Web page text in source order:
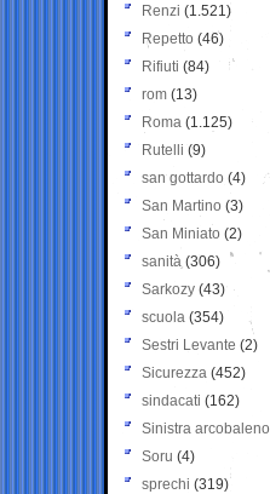
Renzi (1.521)
Repetto (46)
Rifiuti (84)
rom (13)
Roma (1.125)
Rutelli (9)
san gottardo (4)
San Martino (3)
San Miniato (2)
sanità (306)
Sarkozy (43)
scuola (354)
Sestri Levante (2)
Sicurezza (452)
sindacati (162)
Sinistra arcobaleno
Soru (4)
sprechi (319)